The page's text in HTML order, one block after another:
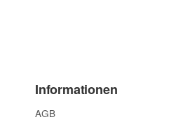
Informationen
AGB